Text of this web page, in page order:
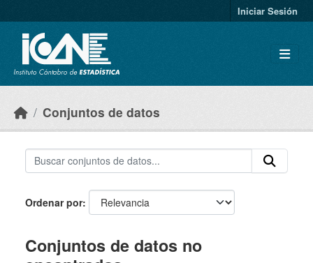
Iniciar Sesión
Conjuntos de datos
Ordenar por
Conjuntos de datos no